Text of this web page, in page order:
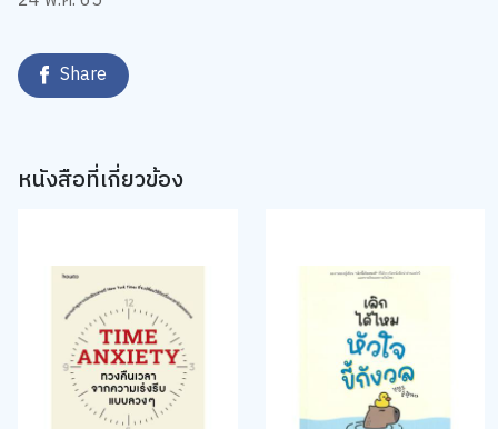
Share
หนังสือที่เกี่ยวข้อง